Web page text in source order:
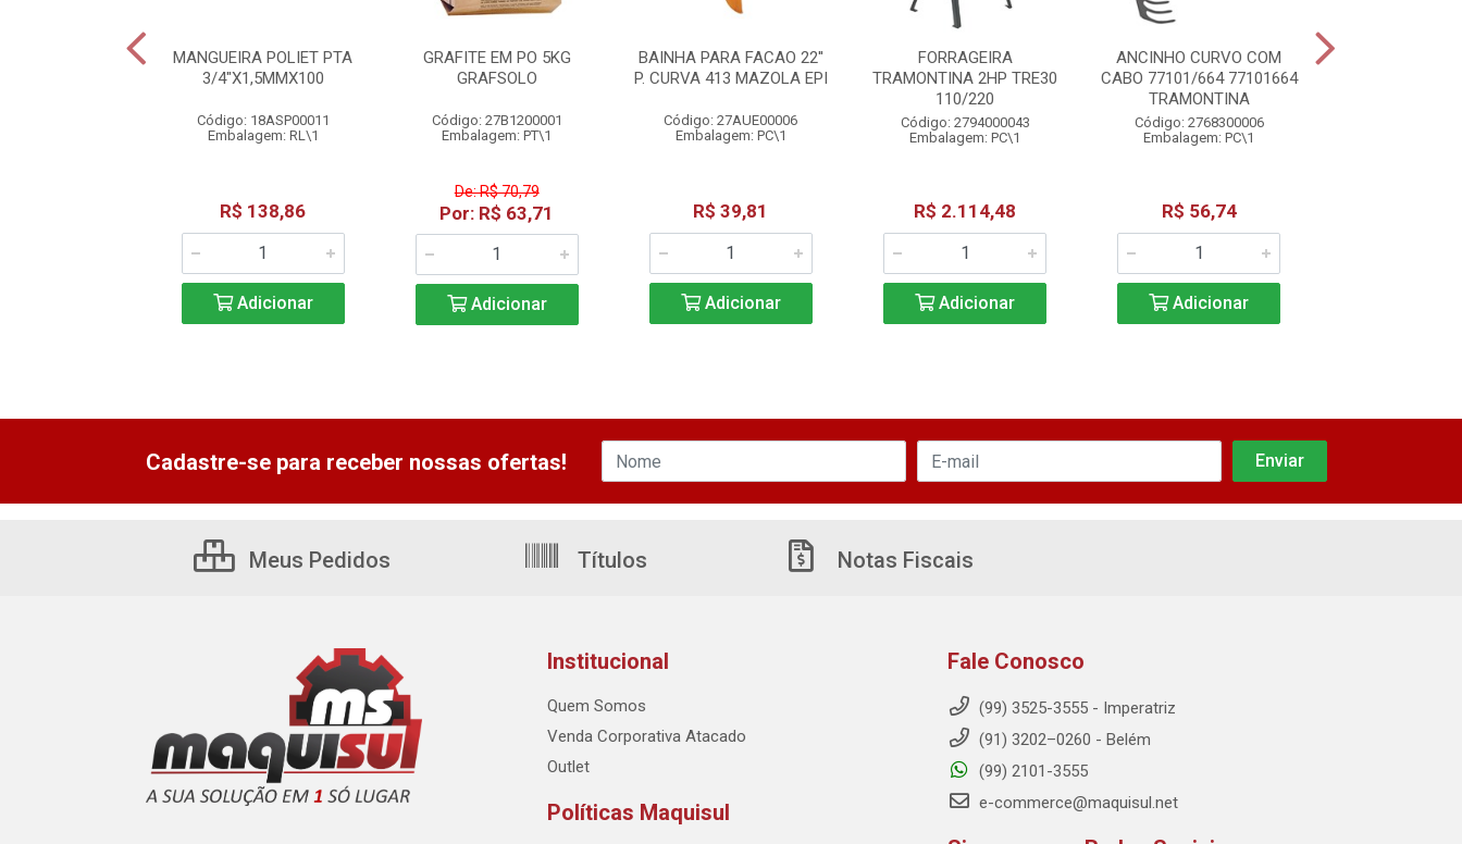
MANGUEIRA POLIET PTA
3/4"X1,5MMX100
Código: 18ASP00011
Embalagem: RL\1
R$ 138,86
Adicionar
GRAFITE EM PO 5KG
GRAFSOLO
Código: 27B1200001
Embalagem: PT\1
De: R$ 70,79
Por: R$ 63,71
Adicionar
BAINHA PARA FACAO 22''
P. CURVA 413 MAZOLA EPI
Código: 27AUE00006
Embalagem: PC\1
R$ 39,81
Adicionar
FORRAGEIRA
TRAMONTINA 2HP TRE30
110/220
Código: 2794000043
Embalagem: PC\1
R$ 2.114,48
Adicionar
ANCINHO CURVO COM
CABO 77101/664 77101664
TRAMONTINA
Código: 2768300006
Embalagem: PC\1
R$ 56,74
Adicionar
Cadastre-se para receber nossas ofertas!
Meus Pedidos Títulos Notas Fiscais
Institucional
Quem Somos
Venda Corporativa Atacado
Outlet
Políticas Maquisul
Fale Conosco
(99) 3525-3555 - Imperatriz
(91) 3202–0260 - Belém
(99) 2101-3555
e-commerce@maquisul.net